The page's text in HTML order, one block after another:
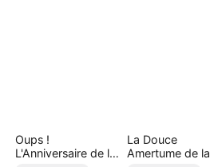
Oups !
L'Anniversaire de la
La Douce
Amertume de la